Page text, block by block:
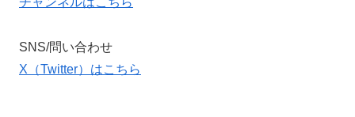
SNS/問い合わせ
X（Twitter）はこちら